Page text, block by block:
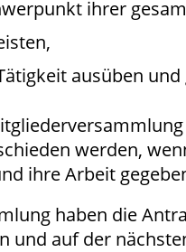
ihrer
ausüben
werden,
ihre Arbeit
haben die
und auf der